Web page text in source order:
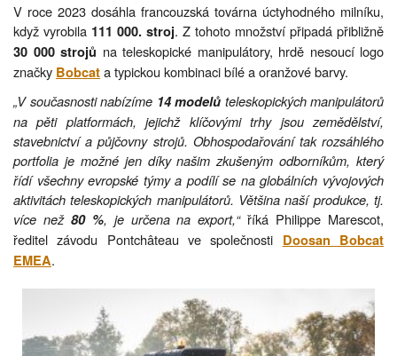
V roce 2023 dosáhla francouzská továrna úctyhodného milníku,
když vyrobila 111 000. stroj. Z tohoto množství připadá přibližně
30 000 strojů na teleskopické manipulátory, hrdě nesoucí logo
značky Bobcata typickou kombinaci bílé a oranžové barvy.
„V současnosti nabízíme 14 modelů teleskopických manipulátorů
na pěti platformách, jejichž klíčovými trhy jsou zemědělství,
stavebnictví a půjčovny strojů. Obhospodařování tak rozsáhlého
portfolia je možné jen díky našim zkušeným odborníkům, který
řídí všechny evropské týmy a podílí se na globálních vývojových
aktivitách teleskopických manipulátorů. Většina naší produkce, tj.
více než 80 %, je určena na export,“říká Philippe Marescot,
ředitel závodu Pontchâteau ve společnosti Doosan Bobcat
EMEA.